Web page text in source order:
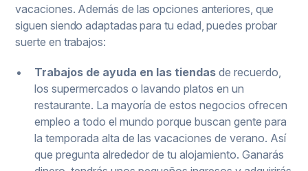
vacaciones. Además de las opciones anteriores, que
siguen siendo adaptadas para tu edad, puedes probar
suerte en trabajos:
Trabajos de ayuda en las tiendas de recuerdo,
los supermercados o lavando platos en un
restaurante. La mayoría de estos negocios ofrecen
empleo a todo el mundo porque buscan gente para
la temporada alta de las vacaciones de verano. Así
que pregunta alrededor de tu alojamiento. Ganarás